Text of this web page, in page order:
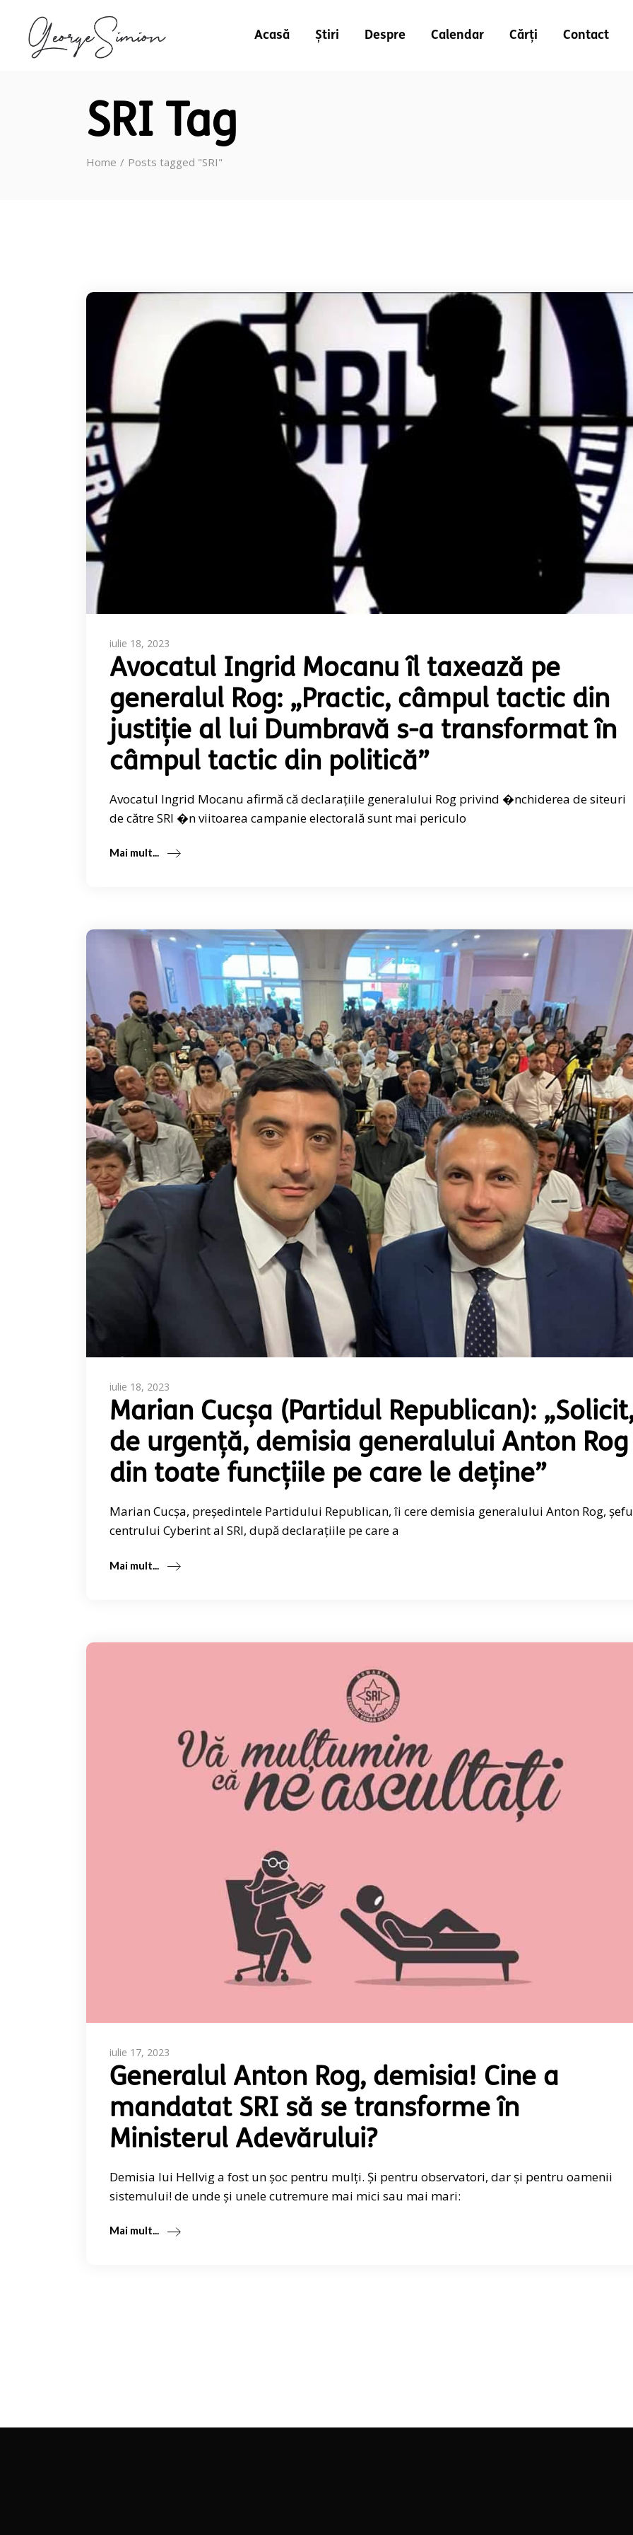
Acasă Știri Despre Calendar Cărți Contact
SRI Tag
Home Posts tagged "SRI"
iulie 18, 2023
Avocatul Ingrid Mocanu îl taxează pe
generalul Rog: „Practic, câmpul tactic din
justiție al lui Dumbravă s-a transformat în
câmpul tactic din politică”
Avocatul Ingrid Mocanu afirmă că declarațiile generalului Rog privind �nchiderea de siteuri
de către SRI �n viitoarea campanie electorală sunt mai periculo
Mai mult...
iulie 18, 2023
Marian Cucșa (Partidul Republican):
de urgență, demisia generalului Anton Rog
din toate funcțiile pe care le deține”
Marian Cucșa, președintele Partidului Republican, îi cere demisia generalului Anton Rog,
centrului Cyberint al SRI, după declarațiile pe care a
Mai mult...
iulie 17, 2023
Generalul Anton Rog, demisia! Cine a
mandatat SRI să se transforme în
Ministerul Adevărului?
Demisia lui Hellvig a fost un șoc pentru mulți. Și pentru observatori, dar și pentru oamenii
sistemului! de unde și unele cutremure mai mici sau mai mari:
Mai mult...